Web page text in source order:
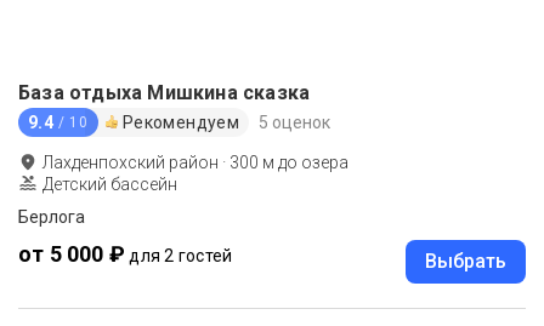
База отдыха Мишкина сказка
9.4 / 10 Рекомендуем 5 оценок
Лахденпохский район · 300 м до озера
Детский бассейн
Берлога
от 5 000 ₽ для 2 гостей Выбрать